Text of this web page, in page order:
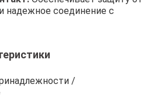
надежное соединение с
/